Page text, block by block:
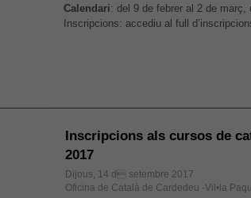
Calendari: del 9 de febrer al 2 de març,
Inscripcions: accediu al full
Inscripcions als cursos de
2017
Dijous, 14 d setembre 2017
Oficina de Català de Cardedeu -Vil•la